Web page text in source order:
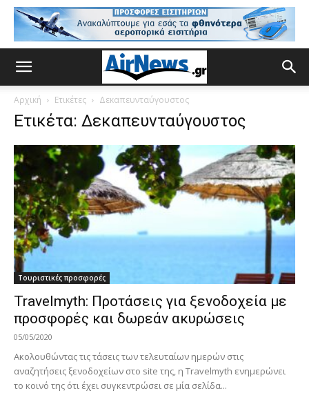
Αρχική Ετικέτες Δεκαπευνταύγουστος
Ετικέτα: Δεκαπευνταύγουστος
Τουριστικές προσφορές
Travelmyth: Προτάσεις για ξενοδοχεία με
προσφορές και δωρεάν ακυρώσεις
05/05/2020
Ακολουθώντας τις τάσεις των τελευταίων ημερών στις
αναζητήσεις ξενοδοχείων στο site της, η Travelmyth ενημερώνει
το κοινό της ότι έχει συγκεντρώσει σε μία σελίδα...